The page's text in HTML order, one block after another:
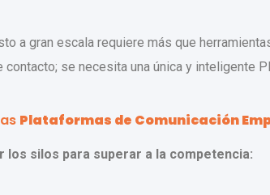
a gran escala requiere más que
contacto; se necesita una única y inteligente
Plataformas de Comunicación
los silos para superar a la competencia: